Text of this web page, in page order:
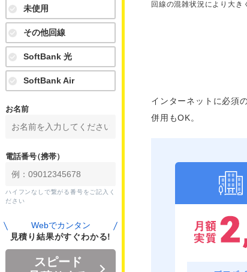
回線の混雑状況により大き
インターネットに必須
併用もOK。